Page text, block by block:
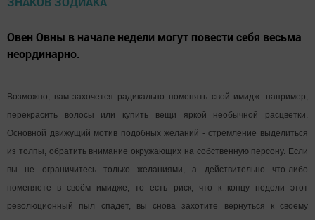
Овен Овны в начале недели могут повести себя весьма
неординарно.
Возможно, вам захочется радикально поменять свой имидж: например,
перекрасить волосы или купить вещи яркой необычной расцветки.
Основной движущий мотив подобных желаний - стремление выделиться
из толпы, обратить внимание окружающих на собственную персону. Если
вы не ограничитесь только желаниями, а действительно что-либо
поменяете в своём имидже, то есть риск, что к концу недели этот
революционный пыл спадет, вы снова захотите вернуться к своему